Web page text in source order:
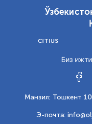
CITIUS
Биз
Манзил: Тошкент
Э-почта: